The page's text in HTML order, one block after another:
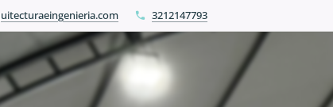
3212147793